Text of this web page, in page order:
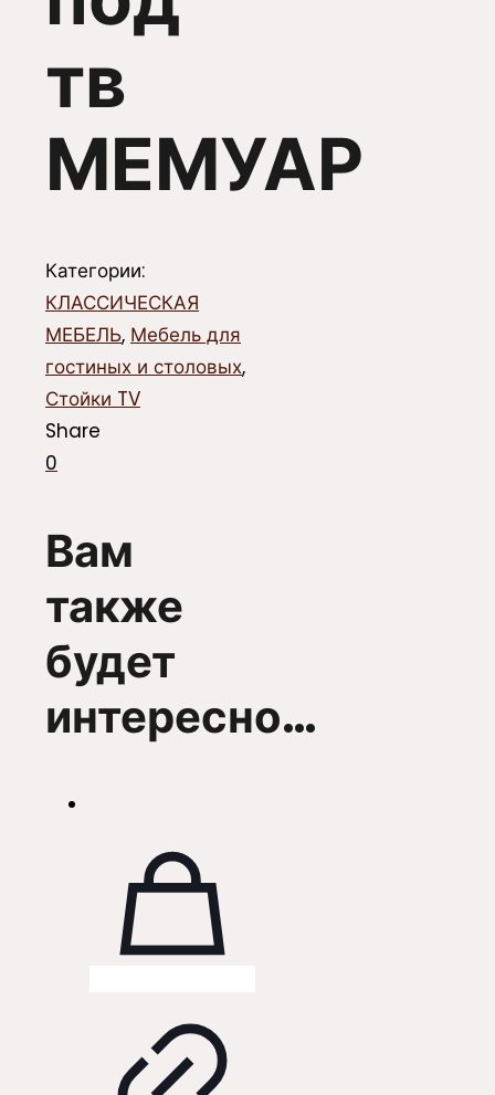
тв
МЕМУАР
Категории:
КЛАССИЧЕСКАЯ
МЕБЕЛЬ, Мебель для
гостиных и столовых,
Стойки TV
Share
0
Вам
также
будет
интересно…